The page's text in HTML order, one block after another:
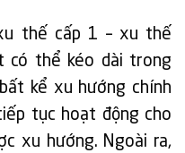
thế cấp 1 – xu thế
có thể kéo dài trong
kể xu hướng chính
tục hoạt động cho
xu hướng. Ngoài ra,